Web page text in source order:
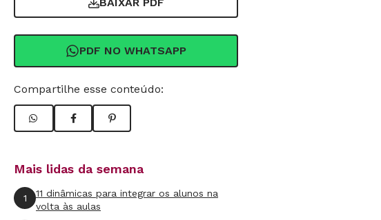
PDF NO WHATSAPP
Compartilhe esse conteúdo:
Mais lidas da semana
1
11 dinâmicas para integrar os alunos na
volta às aulas